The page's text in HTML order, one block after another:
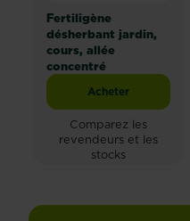
Fertiligène
désherbant jardin,
cours, allée
concentré
Acheter
Fertiligène
Comparez les
revendeurs et les
stocks